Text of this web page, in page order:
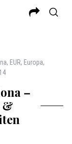
, EUR, Europa,
–
&